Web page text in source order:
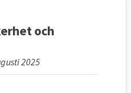
och
2025